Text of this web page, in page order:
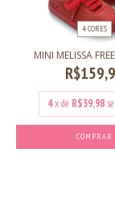
4 CORES
MINI MELISSA
4 x de R$39,98
COMPRAR